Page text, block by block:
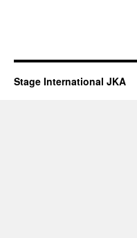
Stage International JKA